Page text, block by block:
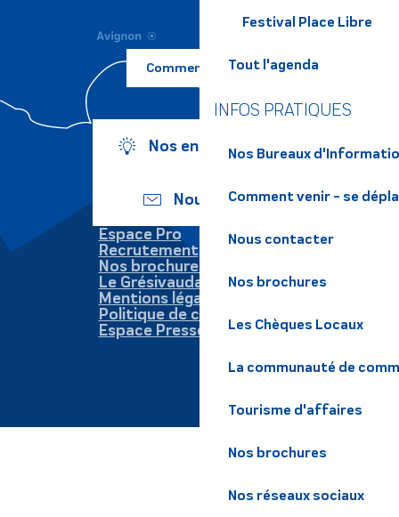
Festival Place Libre
Tout l'agenda
INFOS PRATIQUES
Nos Bureaux
Comment venir - se
Nous contacter
Nos brochures
Les Chèques Locaux
La communauté de
Tourisme d'affaires
Nos brochures
Nos réseaux sociaux
Comment venir ?
Nos engagements
Nous écrire
Espace Pro
Recrutement
Nos brochures
Le Grésivaudan
Mentions légales
Politique de confidentialité
Espace Presse